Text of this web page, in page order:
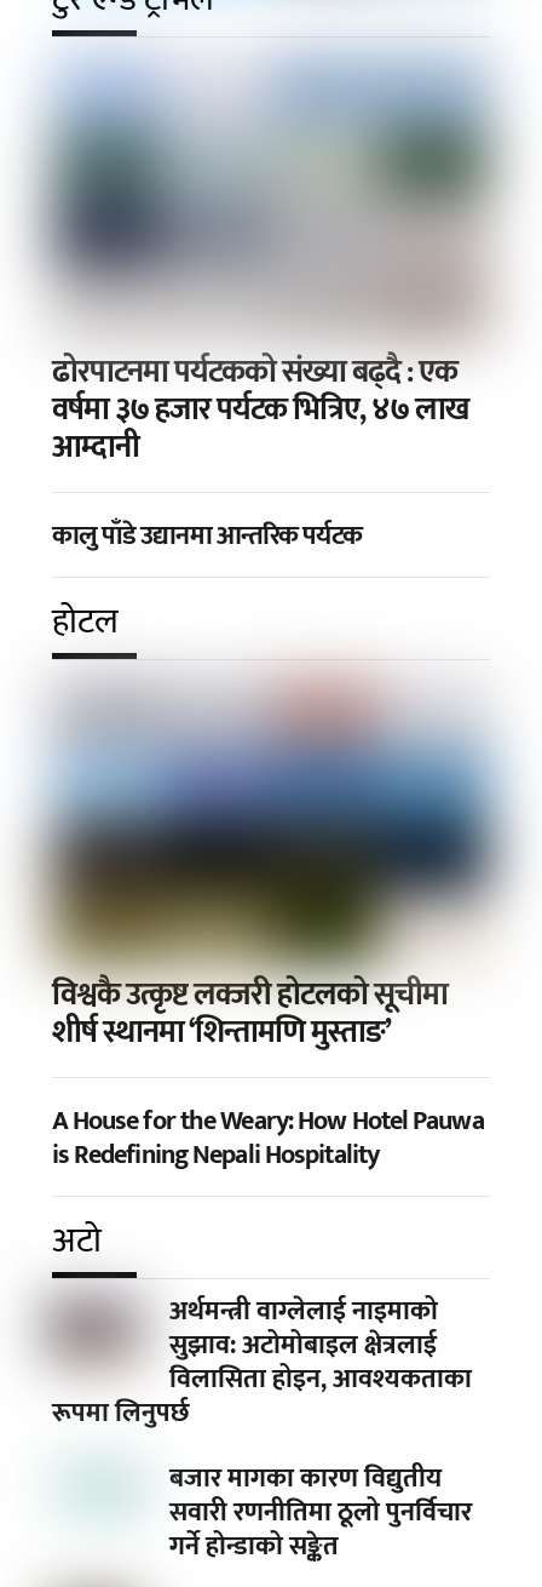
ढोरपाटनमा पर्यटकको संख्या बढ्दै : एक
वर्षमा ३७ हजार पर्यटक भित्रिए, ४७ लाख
आम्दानी
कालु पाँडे उद्यानमा आन्तरिक पर्यटक
होटल
विश्वकै उत्कृष्ट लक्जरी होटलको सूचीमा
शीर्ष स्थानमा ‘शिन्तामणि मुस्ताङ’
A House for the Weary: How Hotel Pauwa
is Redefining Nepali Hospitality
अटो
अर्थमन्त्री वाग्लेलाई नाइमाको
सुझाव: अटोमोबाइल क्षेत्रलाई
विलासिता होइन, आवश्यकताका
रूपमा लिनुपर्छ
बजार मागका कारण विद्युतीय
सवारी रणनीतिमा ठूलो पुनर्विचार
गर्ने होन्डाको सङ्केत